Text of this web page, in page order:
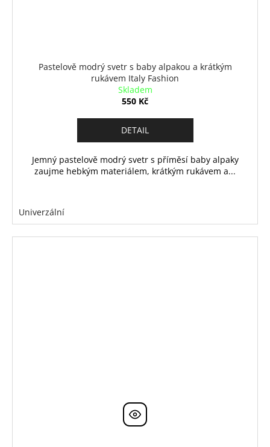
Pastelově modrý svetr s baby alpakou a krátkým
rukávem Italy Fashion
Skladem
550 Kč
DETAIL
Jemný pastelově modrý svetr s příměsí baby alpaky
zaujme hebkým materiálem, krátkým rukávem a...
Univerzální